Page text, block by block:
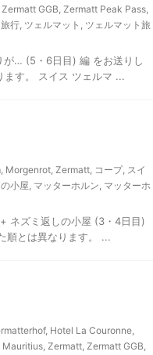
Zermatt GGB, Zermatt Peak Pass,
行, ツェルマット , ツェルマット旅
が… (5・6日目) 編 をお送りし
す。 スイス ツェルマ ...
, Morgenrot, Zermatt, コープ, スイ
小屋, マッターホルン, マッターホ
ネズミ返しの小屋 (3・4日目)
順とは異なります。 ...
, Hotel La Couronne,
Mauritius, Zermatt, Zermatt GGB,